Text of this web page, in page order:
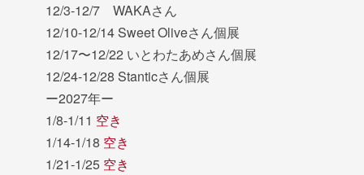
12/3-12/7 WAKAさん
12/10-12/14 Sweet Oliveさん個展
12/17〜12/22 いとわたあめさん個展
12/24-12/28 Stanticさん個展
ー2027年ー
1/8-1/11 空き
1/14-1/18 空き
1/21-1/25 空き